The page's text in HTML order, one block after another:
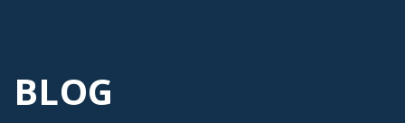
BLOG